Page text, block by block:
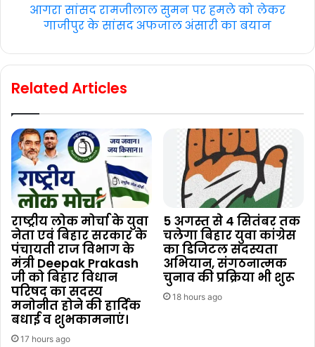
आगरा सांसद रामजीलाल सुमन पर हमले को लेकर
गाजीपुर के सांसद अफजाल अंसारी का बयान
Related Articles
राष्ट्रीय लोक मोर्चा के युवा
नेता एवं बिहार सरकार के
पंचायती राज विभाग के
मंत्री Deepak Prakash
जी को बिहार विधान
परिषद का सदस्य
मनोनीत होने की हार्दिक
बधाई व शुभकामनाएं।
17 hours ago
5 अगस्त से 4 सितंबर तक
चलेगा बिहार युवा कांग्रेस
का डिजिटल सदस्यता
अभियान, संगठनात्मक
चुनाव की प्रक्रिया भी शुरू
18 hours ago